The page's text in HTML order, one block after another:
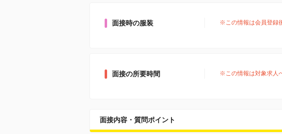
面接時の服装 ※この情報は会員登録
面接の所要時間 ※この情報は対象求人
面接内容・質問ポイント